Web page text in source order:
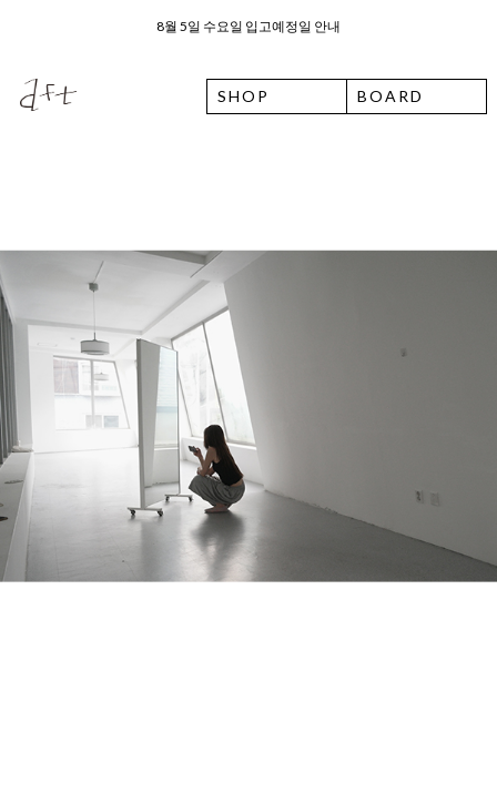
8월 5일 수요일 입고예정일 안내
SHOP BOARD